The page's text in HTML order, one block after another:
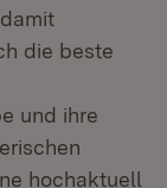
die beste
und ihre
hochaktuell